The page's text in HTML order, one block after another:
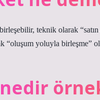
teknik olarak
yoluyla birleşme”